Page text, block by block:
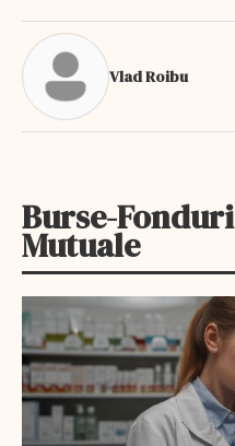
Vlad Roibu
Burse-Fonduri
Mutuale